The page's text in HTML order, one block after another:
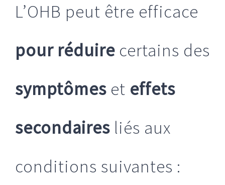
L’OHB peut être efficace
pour réduire certains des
symptômeset effets
secondairesliés aux
conditions suivantes :